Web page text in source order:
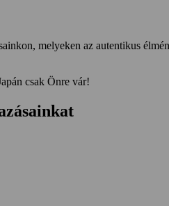
melyeken az autentikus
csak Önre vár!